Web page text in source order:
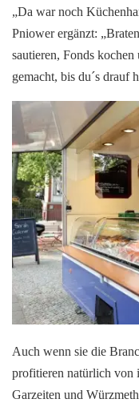
„Da war noch
Pniower ergänzt:
sautieren, Fonds kochen
gemacht, bis du´s drauf
Auch wenn sie die
profitieren natürlich von
Garzeiten und